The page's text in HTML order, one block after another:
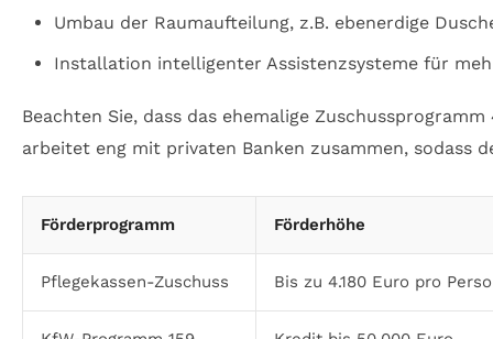
Umbau der Raumaufteilung, z.B. ebenerdige
Installation intelligenter Assistenzsysteme für
Beachten Sie, dass das ehemalige
arbeitet eng mit privaten Banken zusammen, sodass
Förderprogramm Förderhöhe
Pflegekassen-Zuschuss Bis zu 4.180 Euro pro